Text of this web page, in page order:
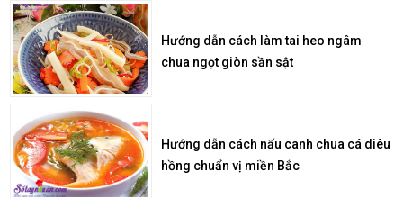
Hướng dẫn cách làm tai heo ngâm
chua ngọt giòn sần sật
Hướng dẫn cách nấu canh chua cá diêu
hồng chuẩn vị miền Bắc